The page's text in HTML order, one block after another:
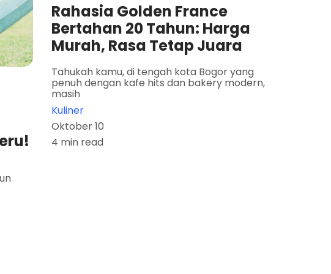
Rahasia Golden France
Bertahan 20 Tahun: Harga
Murah, Rasa Tetap Juara
Tahukah kamu, di tengah kota Bogor yang
penuh dengan kafe hits dan bakery modern,
masih
Kuliner
Oktober 10
4 min read